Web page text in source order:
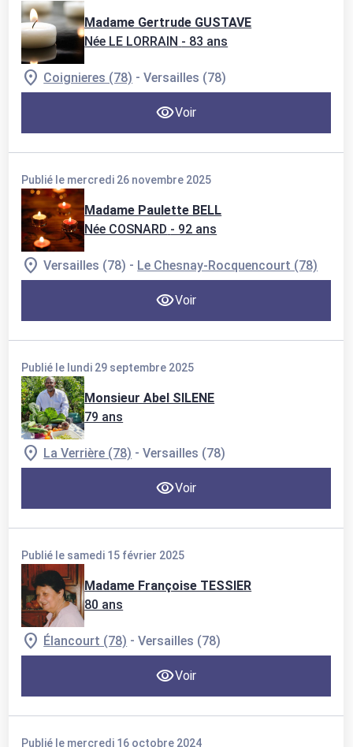
Madame Gertrude GUSTAVE
Née LE LORRAIN - 83 ans
Coignieres (78) -Versailles (78)
Voir
Publié le mercredi 26 novembre 2025
Madame Paulette BELL
Née COSNARD - 92 ans
Versailles (78) - Le Chesnay-Rocquencourt (78)
Voir
Publié le lundi 29 septembre 2025
Monsieur Abel SILENE
79 ans
La Verrière (78) -Versailles (78)
Voir
Publié le samedi 15 février 2025
Madame Françoise TESSIER
80 ans
Élancourt (78) -Versailles (78)
Voir
Publié le mercredi 16 octobre 2024